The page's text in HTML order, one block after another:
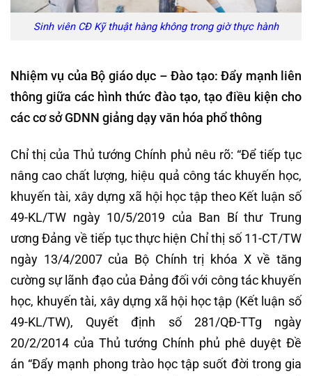
Sinh viên CĐ Kỹ thuật hàng không trong giờ thực hành
Nhiệm vụ của Bộ giáo dục – Đào tạo: Đẩy mạnh liên
thông giữa các hình thức đào tạo, tạo điều kiện cho
các cơ sở GDNN giảng dạy văn hóa phổ thông
Chỉ thị của Thủ tướng Chính phủ nêu rõ: “Để tiếp tục
nâng cao chất lượng, hiệu quả công tác khuyến học,
khuyến tài, xây dựng xã hội học tập theo Kết luận số
49-KL/TW ngày 10/5/2019 của Ban Bí thư Trung
ương Đảng về tiếp tục thực hiện Chỉ thị số 11-CT/TW
ngày 13/4/2007 của Bộ Chính trị khóa X về tăng
cường sự lãnh đạo của Đảng đối với công tác khuyến
học, khuyến tài, xây dựng xã hội học tập (Kết luận số
49-KL/TW), Quyết định số 281/QĐ-TTg ngày
20/2/2014 của Thủ tướng Chính phủ phê duyệt Đề
án “Đẩy mạnh phong trào học tập suốt đời trong gia